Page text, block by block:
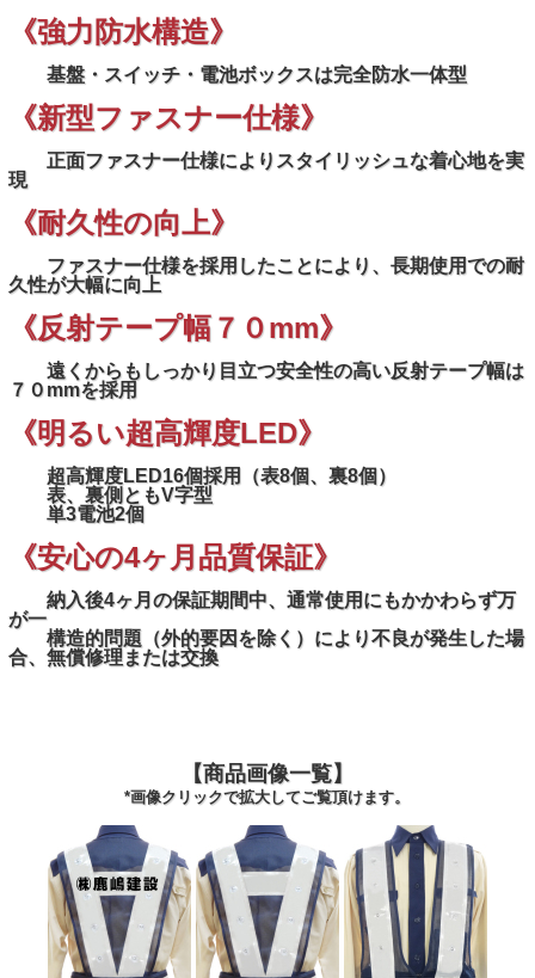
《強力防水構造》
基盤・スイッチ・電池ボックスは完全防水一体型
《新型ファスナー仕様》
正面ファスナー仕様によりスタイリッシュな着心地を実
現
《耐久性の向上》
ファスナー仕様を採用したことにより、長期使用での耐
久性が大幅に向上
《反射テープ幅７０mm》
遠くからもしっかり目立つ安全性の高い反射テープ幅は
７０mmを採用
《明るい超高輝度LED》
超高輝度LED16個採用（表8個、裏8個）
表、裏側ともV字型
単3電池2個
《安心の4ヶ月品質保証》
納入後4ヶ月の保証期間中、通常使用にもかかわらず万
が一
構造的問題（外的要因を除く）により不良が発生した場
合、無償修理または交換
【商品画像一覧】
*画像クリックで拡大してご覧頂けます。